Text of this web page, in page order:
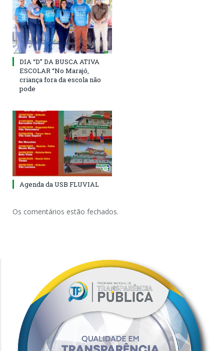
DIA “D” DA BUSCA ATIVA
ESCOLAR “No Marajó,
criança fora da escola não
pode
Agenda da USB FLUVIAL
Os comentários estão fechados.